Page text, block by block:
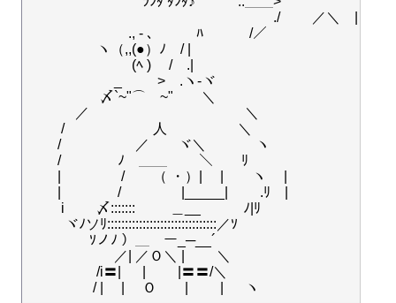
./　　 ／＼　|＼
., - ､　　　ﾊ 　　　/／￣
ヽ（,,(●）ﾉ　/ |
(ﾍ ) 　/　.|
_ 　　 >　.ヽ-ヾ
〆`~"⌒　~"　　＼
／　　　　　　　　　　　＼
/　　　　　　 人　 　 　 　 ＼
/ 　　　　　／　　ヾ＼　 　 　ヽ
/ 　 　 　 ﾉ　＿＿　　 ＼　　ﾘ
|　　　　 /　　（ ・）|　 |　　ヽ　 |
|　　　　/ 　　　　|_____|　　 .ﾘ　|
i　 　〆::::::: 　 　＿__　　　ﾉ|ﾘ
ヾﾉソﾘ:::::::::::::::::::::::::::::::／ｿ
ｿノﾉ ）＿　ー_─__´
／| ／Ｏ＼ |　　 ＼
/i〓| 　 |　　 |〓〓/＼